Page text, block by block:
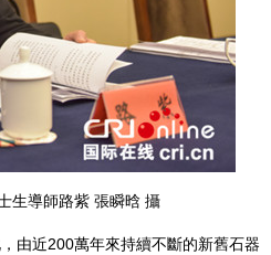
生導師路紫 張瞬晗 攝
近200萬年來持續不斷的新舊石器